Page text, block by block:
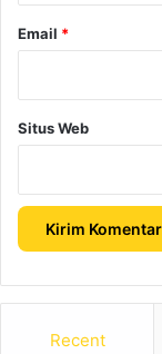
Email *
Situs Web
Recent